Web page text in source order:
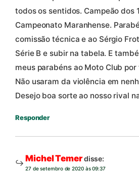
todos os sentidos. Campeão dos
Campeonato Maranhense.
comissão técnica e ao Sérgio
Série B e subir na tabela. E
meus parabéns ao Moto Club
Não usaram da violência em
Desejo boa sorte ao nosso rival
Responder
Michel Temerdisse:
27 de setembro de 2020 às 09:37